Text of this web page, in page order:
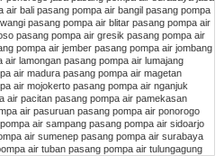
air bali pasang pompa air bangil pasang pompa
pasang pompa air blitar pasang pompa air
pasang pompa air gresik pasang pompa air
pompa air jember pasang pompa air jombang
air lamongan pasang pompa air lumajang
air madura pasang pompa air magetan
air mojokerto pasang pompa air nganjuk
air pacitan pasang pompa air pamekasan
air pasuruan pasang pompa air ponorogo
air sampang pasang pompa air sidoarjo
air sumenep pasang pompa air surabaya
air tuban pasang pompa air tulungagung